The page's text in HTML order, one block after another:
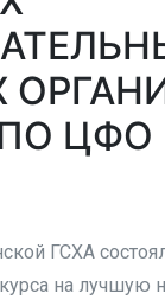
ЦФО
ГСХА
на лучшую